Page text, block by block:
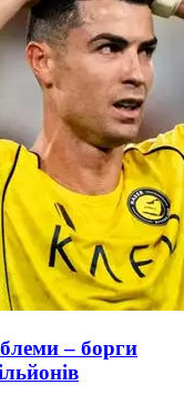
– борги